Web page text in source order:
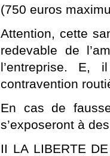
(750 euros
Attention, cette
redevable de
l’entreprise. E,
contravention
En cas de
s’exposeront à
II LA LIBERTE